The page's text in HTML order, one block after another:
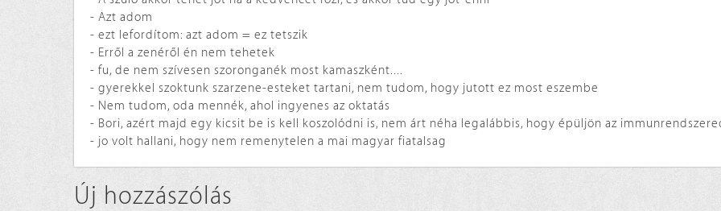
- Azt adom
- ezt lefordítom: azt adom = ez tetszik
- Erről a zenéről én nem tehetek
- fu, de nem szívesen szoronganék most kamaszként....
- gyerekkel szoktunk szarzene-esteket tartani, nem tudom, hogy jutott ez most eszembe
- Nem tudom, oda mennék, ahol ingyenes az oktatás
- Bori, azért majd egy kicsit be is kell koszolódni is, nem árt néha legalábbis, hogy épüljön az
- jo volt hallani, hogy nem remenytelen a mai magyar fiatalsag
Új hozzászólás